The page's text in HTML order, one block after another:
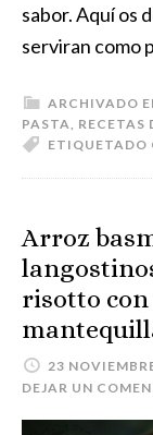
sabor. Aquí os
serviran como
ARCHIVADO
PASTA
RECETAS
ETIQUETADO
Arroz
risotto con
23
DEJAR UN